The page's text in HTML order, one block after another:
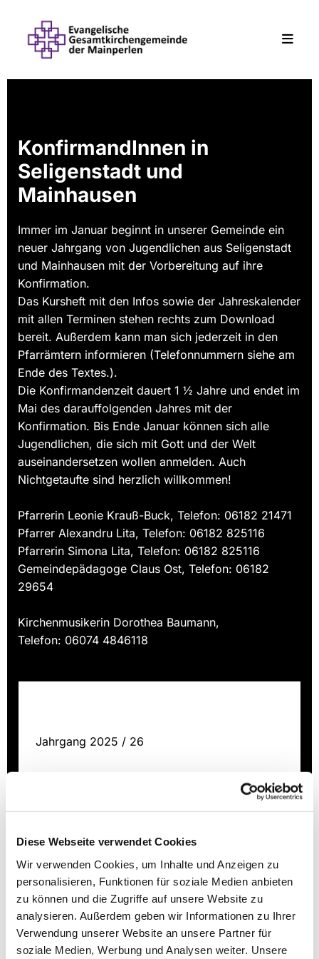
Diese Webseite verwendet Cookies
Wir verwenden Cookies, um Inhalte und Anzeigen zu
personalisieren, Funktionen für soziale Medien anbieten
zu können und die Zugriffe auf unsere Website zu
analysieren. Außerdem geben wir Informationen zu Ihrer
Verwendung unserer Website an unsere Partner für
soziale Medien, Werbung und Analysen weiter. Unsere
KonfirmandInnen in
Seligenstadt und
Mainhausen
Immer im Januar beginnt in unserer Gemeinde ein
neuer Jahrgang von Jugendlichen aus Seligenstadt
und Mainhausen mit der Vorbereitung auf ihre
Konfirmation.
Das Kursheft mit den Infos sowie der Jahreskalender
mit allen Terminen stehen rechts zum Download
bereit. Außerdem kann man sich jederzeit in den
Pfarrämtern informieren (Telefonnummern siehe am
Ende des Textes.).
Die Konfirmandenzeit dauert 1 ½ Jahre und endet im
Mai des darauffolgenden Jahres mit der
Konfirmation. Bis Ende Januar können sich alle
Jugendlichen, die sich mit Gott und der Welt
auseinandersetzen wollen anmelden. Auch
Nichtgetaufte sind herzlich willkommen!
Pfarrerin Leonie Krauß-Buck, Telefon: 06182 21471
Pfarrer Alexandru Lita, Telefon: 06182 825116
Pfarrerin Simona Lita, Telefon: 06182 825116
Gemeindepädagoge Claus Ost, Telefon: 06182
29654
Kirchenmusikerin Dorothea Baumann,
Telefon: 06074 4846118
Jahrgang 2025 / 26
Light subtitle